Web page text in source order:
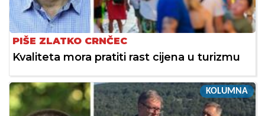
PIŠE ZLATKO CRNČEC
Kvaliteta mora pratiti rast cijena u turizmu
KOLUMNA